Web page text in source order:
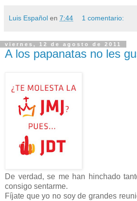
Luis Español en 7:44 1 comentario:
viernes, 12 de agosto de 2011
A los papanatas no les
De verdad, se me han hinchado
consigo sentarme.
Fíjate que yo no soy de grandes